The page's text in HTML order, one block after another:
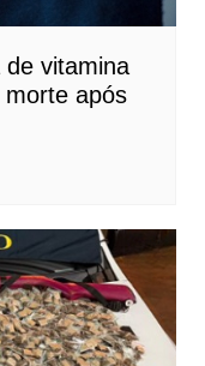
vitamina
após